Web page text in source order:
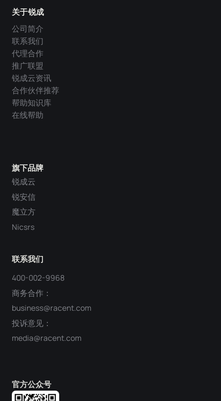
旗下品牌
锐成云
锐安信
魔立方
Nicsrs
联系我们
400-002-9968
商务合作：
business@racent.com
投诉意见：
media@racent.com
官方公众号
关于锐成
公司简介
联系我们
代理合作
推广联盟
锐成云资讯
合作伙伴推荐
帮助知识库
在线帮助